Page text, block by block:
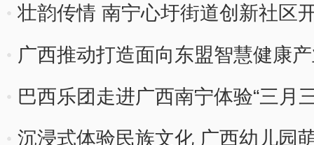
友谊
壮韵传情 南宁心圩街道创新社区
广西推动打造面向东盟智慧健康
巴西乐团走进广西南宁体验“三月
沉浸式体验民族文化 广西幼儿园